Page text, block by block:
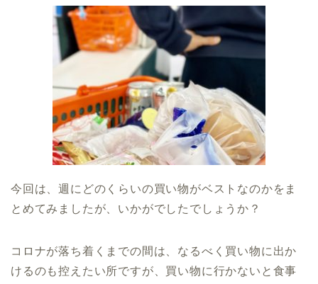
今回は、週にどのくらいの買い物がベストなのかをま
とめてみましたが、いかがでしたでしょうか？
コロナが落ち着くまでの間は、なるべく買い物に出か
けるのも控えたい所ですが、買い物に行かないと食事